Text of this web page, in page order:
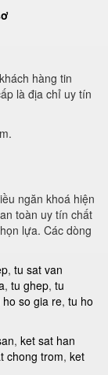
hàng tin
là địa chỉ uy tín
ngăn khoá hiện
toàn uy tín chất
lựa. Các dòng
, tu sat van
, tu ghep, tu
ho so gia re, tu ho
, ket sat han
chong trom, ket